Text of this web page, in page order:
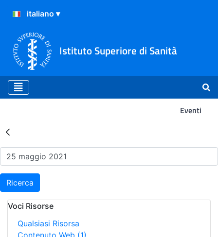
Istituto Superiore di Sanità
Eventi
Risultati della Ricerca -
Ricerca
Voci Risorse
Qualsiasi Risorsa
Contenuto Web (1)